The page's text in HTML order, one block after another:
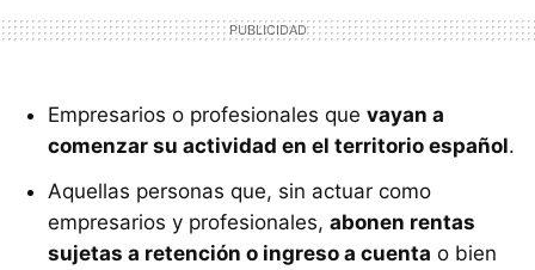
Empresarios o profesionales que vayan a
comenzar su actividad en el territorio español.
Aquellas personas que, sin actuar como
empresarios y profesionales, abonen rentas
sujetas a retención o ingreso a cuenta o bien